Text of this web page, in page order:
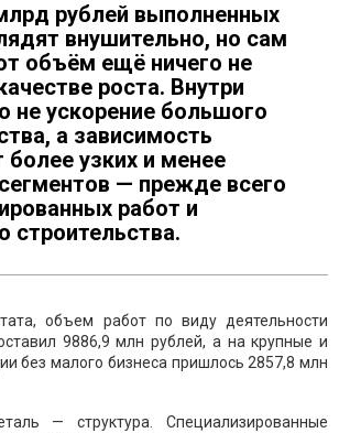
рублей выполненных
внушительно, но сам
объём ещё ничего не
роста. Внутри
не ускорение большого
а зависимость
более узких и менее
— прежде всего
работ и
строительства.
объем работ по виду деятельности
9886,9 млн рублей, а на крупные и
без малого бизнеса пришлось 2857,8 млн
— структура. Специализированные